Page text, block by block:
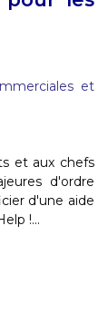
et
et aux chefs
d'ordre
d'une aide
!...